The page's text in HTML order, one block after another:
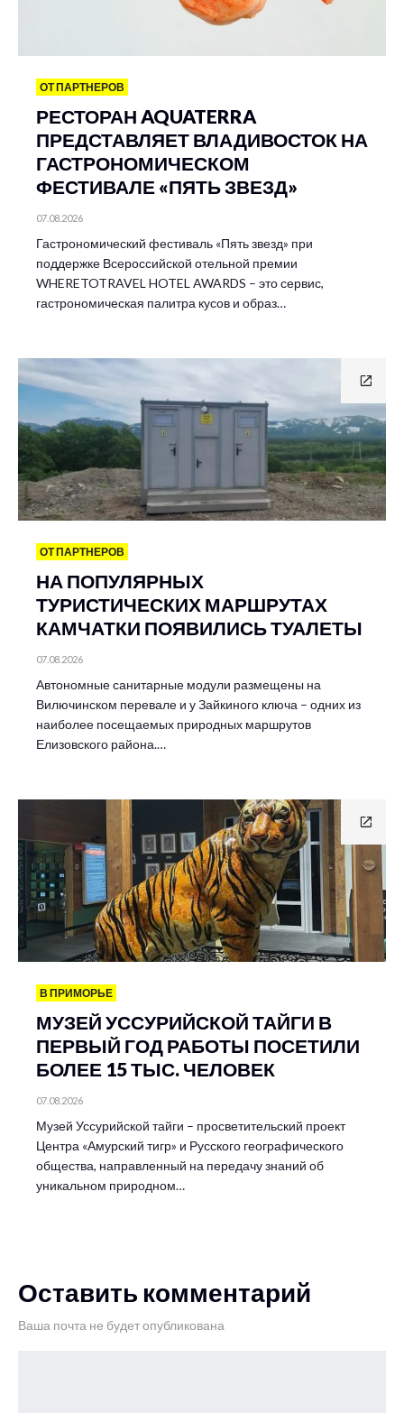
ОТ ПАРТНЕРОВ
РЕСТОРАН AQUATERRA
ПРЕДСТАВЛЯЕТ ВЛАДИВОСТОК НА
ГАСТРОНОМИЧЕСКОМ
ФЕСТИВАЛЕ «ПЯТЬ ЗВЕЗД»
07.08.2026
Гастрономический фестиваль «Пять звезд» при
поддержке Всероссийской отельной премии
WHERETOTRAVEL HOTEL AWARDS – это сервис,
гастрономическая палитра кусов и образ…
ОТ ПАРТНЕРОВ
НА ПОПУЛЯРНЫХ
ТУРИСТИЧЕСКИХ МАРШРУТАХ
КАМЧАТКИ ПОЯВИЛИСЬ ТУАЛЕТЫ
07.08.2026
Автономные санитарные модули размещены на
Вилючинском перевале и у Зайкиного ключа – одних из
наиболее посещаемых природных маршрутов
Елизовского района.…
В ПРИМОРЬЕ
МУЗЕЙ УССУРИЙСКОЙ ТАЙГИ В
ПЕРВЫЙ ГОД РАБОТЫ ПОСЕТИЛИ
БОЛЕЕ 15 ТЫС. ЧЕЛОВЕК
07.08.2026
Музей Уссурийской тайги – просветительский проект
Центра «Амурский тигр» и Русского географического
общества, направленный на передачу знаний об
уникальном природном…
Оставить комментарий
Ваша почта не будет опубликована